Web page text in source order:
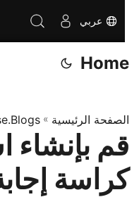
عربي
Home
الصفحة الرئيسية»
قم بإنشاء
كراسة